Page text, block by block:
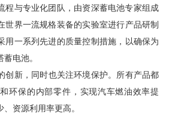
程与专业化团队，由资深蓄电池专家组成
世界一流规格装备的实验室进行产品研制
用一系列先进的质量控制措施，以确保为
电池。
创新，同时也关注环境保护。所有产品都
环保的内部零件，实现汽车燃油效率提
、资源利用率更高。